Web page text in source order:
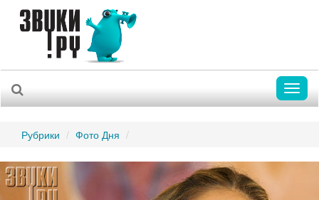
Рубрики Фото Дня